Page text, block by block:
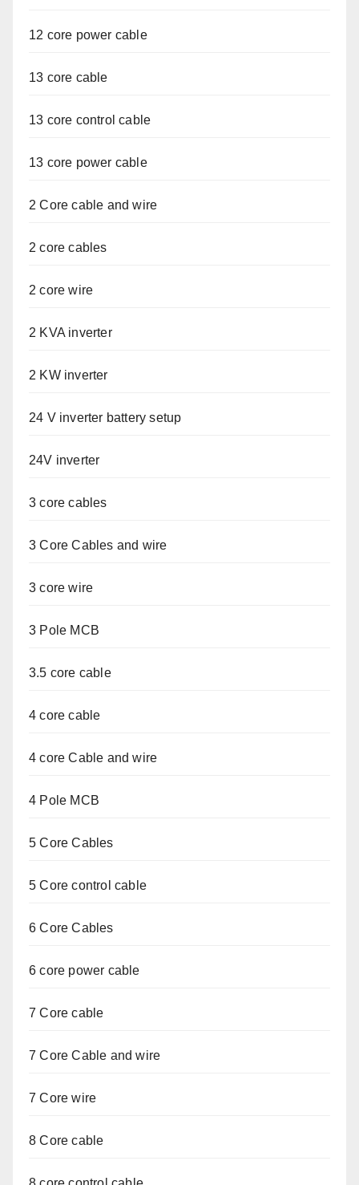
12 core power cable
13 core cable
13 core control cable
13 core power cable
2 Core cable and wire
2 core cables
2 core wire
2 KVA inverter
2 KW inverter
24 V inverter battery setup
24V inverter
3 core cables
3 Core Cables and wire
3 core wire
3 Pole MCB
3.5 core cable
4 core cable
4 core Cable and wire
4 Pole MCB
5 Core Cables
5 Core control cable
6 Core Cables
6 core power cable
7 Core cable
7 Core Cable and wire
7 Core wire
8 Core cable